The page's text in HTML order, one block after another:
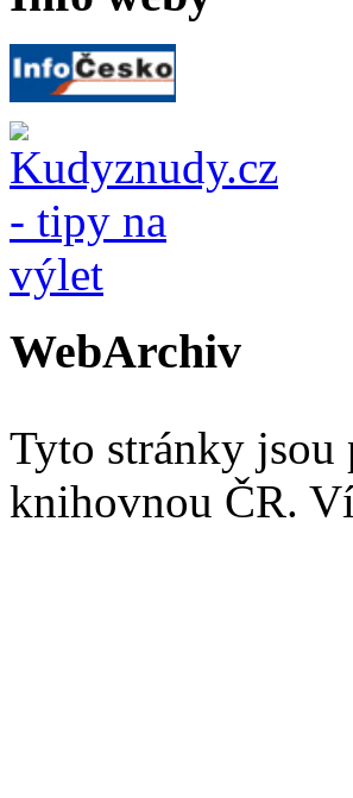
WebArchiv
Tyto stránky
knihovnou ČR.